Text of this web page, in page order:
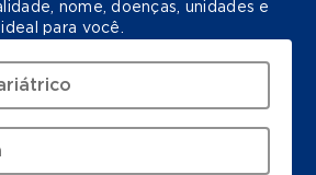
nome, doenças, unidades e
para você.